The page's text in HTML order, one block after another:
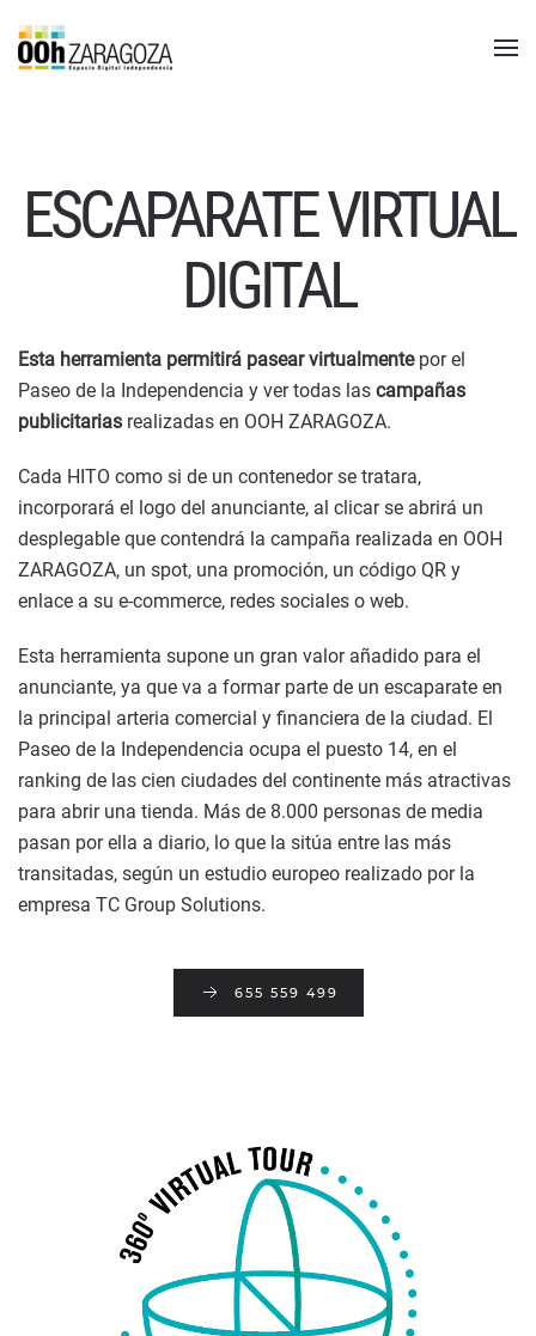
ESCAPARATE VIRTUAL
DIGITAL
Esta herramienta permitirá pasear virtualmentepor el
Paseo de la Independencia y ver todas las campañas
publicitarias realizadas en OOH ZARAGOZA.
Cada HITO como si de un contenedor se tratara,
incorporará el logo del anunciante, al clicar se abrirá un
desplegable que contendrá la campaña realizada en OOH
ZARAGOZA, un spot, una promoción, un código QR y
enlace a su e-commerce, redes sociales o web.
Esta herramienta supone un gran valor añadido para el
anunciante, ya que va a formar parte de un escaparate en
la principal arteria comercial y financiera de la ciudad. El
Paseo de la Independencia ocupa el puesto 14, en el
ranking de las cien ciudades del continente más atractivas
para abrir una tienda. Más de 8.000 personas de media
pasan por ella a diario, lo que la sitúa entre las más
transitadas, según un estudio europeo realizado por la
empresa TC Group Solutions.
655 559 499